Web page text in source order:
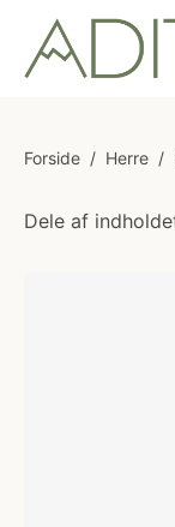
Forside / Herre /
Dele af